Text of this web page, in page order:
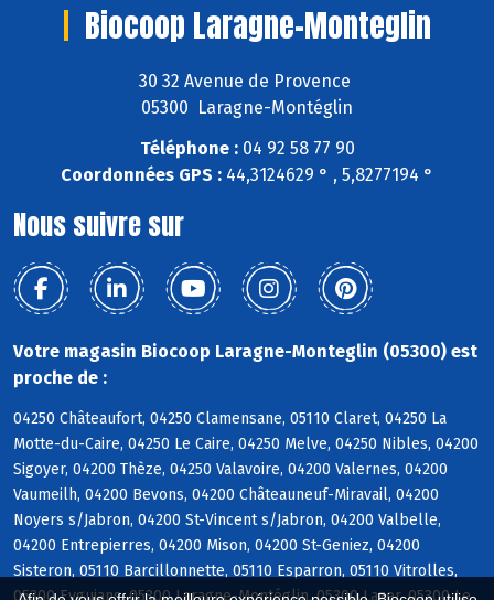
Biocoop Laragne-Monteglin
30 32 Avenue de Provence
05300 Laragne-Montéglin
Téléphone :04 92 58 77 90
Coordonnées GPS : 44,3124629 ° , 5,8277194 °
Nous suivre sur
Votre magasin Biocoop Laragne-Monteglin (05300) est
proche de :
04250 Châteaufort, 04250 Clamensane, 05110 Claret, 04250 La
Motte-du-Caire, 04250 Le Caire, 04250 Melve, 04250 Nibles, 04200
Sigoyer, 04200 Thèze, 04250 Valavoire, 04200 Valernes, 04200
Vaumeilh, 04200 Bevons, 04200 Châteauneuf-Miravail, 04200
Noyers s/Jabron, 04200 St-Vincent s/Jabron, 04200 Valbelle,
04200 Entrepierres, 04200 Mison, 04200 St-Geniez, 04200
Sisteron, 05110 Barcillonnette, 05110 Esparron, 05110 Vitrolles,
05300 Eyguians, 05300 Laragne-Montéglin, 05300 Lazer, 05300 Le